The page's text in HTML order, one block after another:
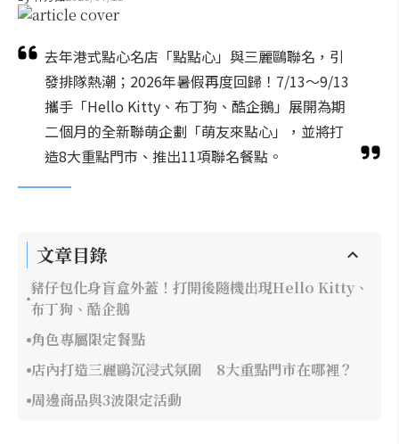
去年港式點心名店「點點心」與三麗鷗聯名，引
發排隊熱潮；2026年暑假再度回歸！7/13～9/13
攜手「Hello Kitty、布丁狗、酷企鵝」展開為期
二個月的全新聯萌企劃「萌友來點心」，並將打
造8大重點門市、推出11項聯名餐點。
文章目錄
豬仔包化身盲盒外蓋！打開後隨機出現Hello Kitty、
布丁狗、酷企鵝
角色專屬限定餐點
店內打造三麗鷗沉浸式氛圍 8大重點門市在哪裡？
周邊商品與3波限定活動